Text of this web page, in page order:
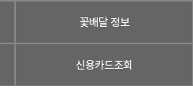
꽃배달 정보
신용카드조회